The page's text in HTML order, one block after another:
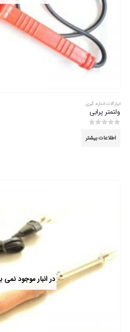
ابزارآلات اندازه گیری
ولتمتر پرابی
اطلاعات بیشتر
در انبار موجود نمی